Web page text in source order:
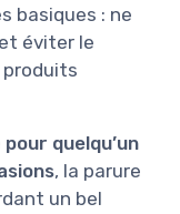
basiques : ne
éviter le
produits
pour quelqu’un
, la parure
un bel